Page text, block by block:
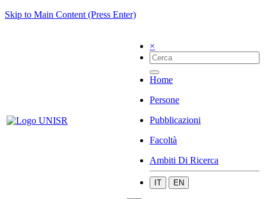
Skip to Main Content (Press Enter)
×
Home
Persone
Pubblicazioni
Facoltà
Ambiti Di Ricerca
IT EN